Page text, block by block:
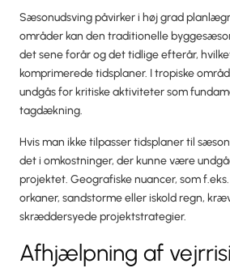
Sæsonudsving påvirker i høj grad
områder kan den traditionelle
det sene forår og det tidlige efterår,
komprimerede tidsplaner. I tropiske
undgås for kritiske aktiviteter som
tagdækning.
Hvis man ikke tilpasser tidsplaner til
det i omkostninger, der kunne være
projektet. Geografiske nuancer, som
orkaner, sandstorme eller iskold regn,
skræddersyede projektstrategier.
Afhjælpning af